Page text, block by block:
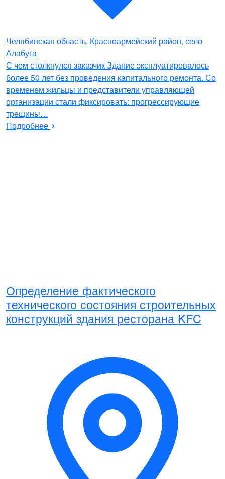
Челябинская область, Красноармейский район, село
Алабуга
С чем столкнулся заказчик Здание эксплуатировалось
более 50 лет без проведения капитального ремонта. Со
временем жильцы и представители управляющей
организации стали фиксировать: прогрессирующие
трещины…
Подробнее
Определение фактического
технического состояния строительных
конструкций здания ресторана KFC